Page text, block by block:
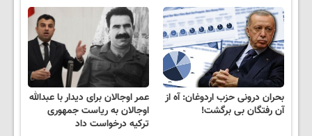
بحران درونی حزب اردوغان: آه از
آن رفتگان بی برگشت!
عمر اوجالان برای دیدار با عبدالله
اوجالان به ریاست جمهوری
ترکیه درخواست داد